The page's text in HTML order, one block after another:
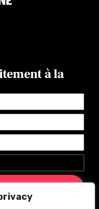
à la